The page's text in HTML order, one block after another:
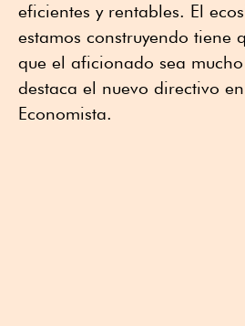
eficientes y rentables. El
estamos construyendo tiene
que el aficionado sea
destaca el nuevo directivo
Economista.